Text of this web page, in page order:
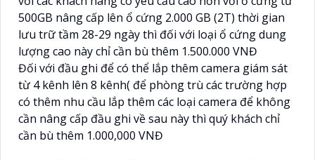
500GB nâng cấp lên ổ cứng 2.000 GB (2T) thời gian
lưu trữ tầm 28-29 ngày thì đối với loại ổ cứng dung
lượng cao này chỉ cần bù thêm 1.500.000 VNĐ
Đối với đầu ghi để có thể lắp thêm camera giám sát
từ 4 kênh lên 8 kênh( để phòng trù các trường hợp
có thêm nhu cầu lắp thêm các loại camera để không
cần nâng cấp đầu ghi về sau này thì quý khách chỉ
cần bù thêm 1.000,000 VNĐ